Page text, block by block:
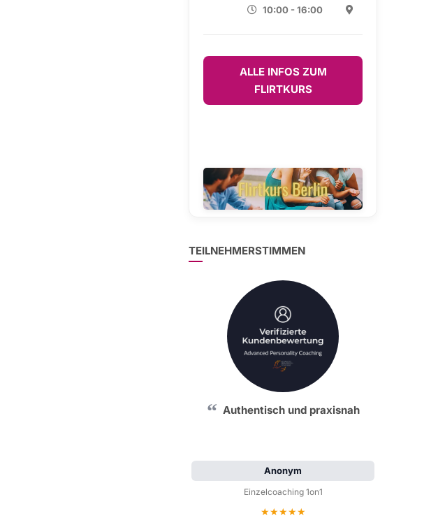
10:00 - 16:00
ALLE INFOS ZUM
FLIRTKURS
TEILNEHMERSTIMMEN
Authentisch und praxisnah
Anonym
Einzelcoaching 1on1
Bewertung: 5 von 5 Sternen